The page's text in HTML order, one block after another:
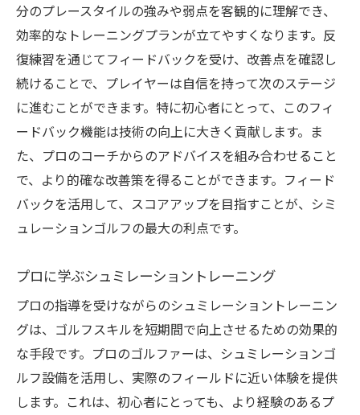
分のプレースタイルの強みや弱点を客観的に理解でき、
効率的なトレーニングプランが立てやすくなります。反
復練習を通じてフィードバックを受け、改善点を確認し
続けることで、プレイヤーは自信を持って次のステージ
に進むことができます。特に初心者にとって、このフィ
ードバック機能は技術の向上に大きく貢献します。ま
た、プロのコーチからのアドバイスを組み合わせること
で、より的確な改善策を得ることができます。フィード
バックを活用して、スコアアップを目指すことが、シミ
ュレーションゴルフの最大の利点です。
プロに学ぶシュミレーショントレーニング
プロの指導を受けながらのシュミレーショントレーニン
グは、ゴルフスキルを短期間で向上させるための効果的
な手段です。プロのゴルファーは、シュミレーションゴ
ルフ設備を活用し、実際のフィールドに近い体験を提供
します。これは、初心者にとっても、より経験のあるプ